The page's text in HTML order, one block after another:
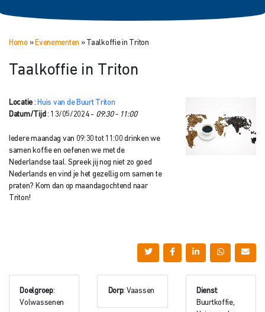
Home» Evenementen » Taalkoffie in Triton
Taalkoffie in Triton
Locatie : Huis van de Buurt Triton
Datum/Tijd : 13/05/2024 - 09:30 - 11:00
Iedere maandag van 09:30 tot 11:00 drinken we
samen koffie en oefenen we met de
Nederlandse taal. Spreek jij nog niet zo goed
Nederlands en vind je het gezellig om samen te
praten? Kom dan op maandagochtend naar
Triton!
Doelgroep:
Volwassenen
Dorp: Vaassen Dienst:
Buurtkoffie,